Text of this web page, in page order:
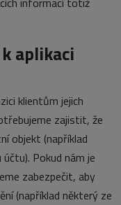
aplikaci
klientům jejich
zajistit, že
objekt (například
Pokud nám je
zabezpečit, aby
(například některý ze